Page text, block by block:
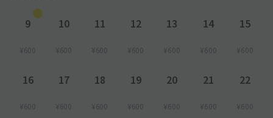
9
¥600
10
¥600
11
¥600
12
¥600
13
¥600
14
¥600
15
¥600
16
¥600
17
¥600
18
¥600
19
¥600
20
¥600
21
¥600
22
¥600